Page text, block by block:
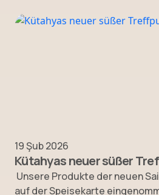
19 Şub 2026
Kütahyas neuer süßer
Unsere Produkte der neuen
auf der Speisekarte